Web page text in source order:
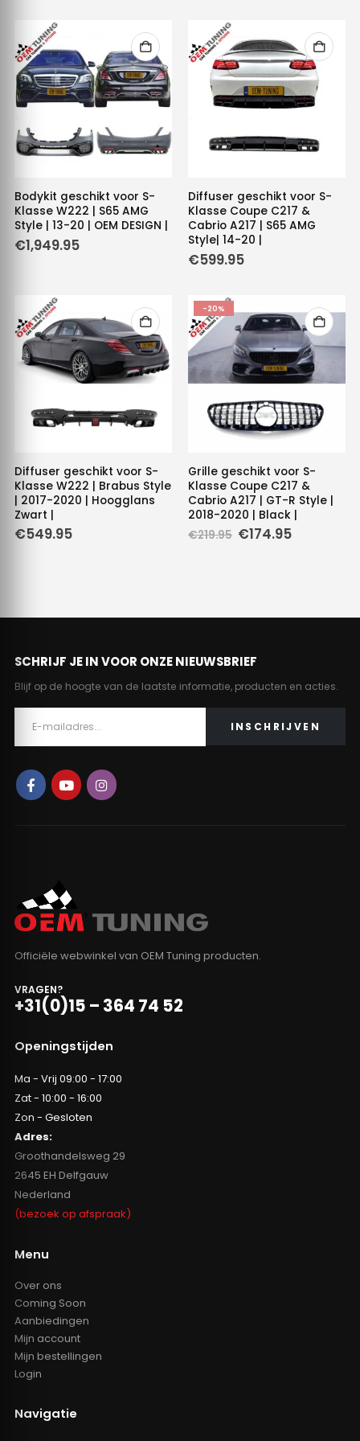
Bodykit geschikt voor S-
Klasse W222 | S65 AMG
Style | 13-20 | OEM DESIGN |
€1,949.95
Diffuser geschikt voor S-
Klasse Coupe C217 &
Cabrio A217 | S65 AMG
Style| 14-20 |
€599.95
Diffuser geschikt voor S-
Klasse W222 | Brabus Style
| 2017-2020 | Hoogglans
Zwart |
€549.95
-20%
Grille geschikt voor S-
Klasse Coupe C217 &
Cabrio A217 | GT-R Style |
2018-2020 | Black |
€219.95 Oorspronkelijke
€174.95Huidige
SCHRIJF JE IN VOOR ONZE NIEUWSBRIEF
Blijf op de hoogte van de laatste informatie, producten en acties.
Officiële webwinkel van OEM Tuning producten.
VRAGEN?
+31(0)15 – 364 74 52
Openingstijden
Ma - Vrij 09:00 - 17:00
Zat - 10:00 - 16:00
Zon - Gesloten
Adres:
Groothandelsweg 29
2645 EH Delfgauw
Nederland
(bezoek op afspraak)
Menu
Over ons
Coming Soon
Aanbiedingen
Mijn account
Mijn bestellingen
Login
Navigatie